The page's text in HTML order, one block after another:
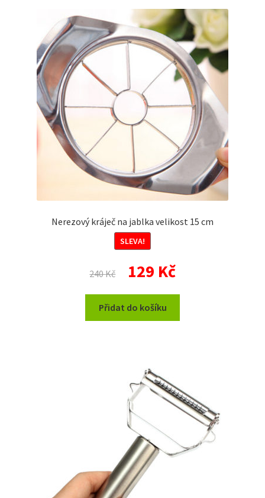
Nerezový kráječ na jablka velikost 15 cm
SLEVA!
240Kč
Původní
cena
byla:
240 Kč.
129 KčAktuální
cena
je:
Přidat do košíku